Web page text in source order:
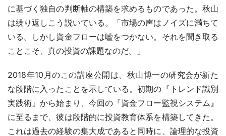
に基づく独自の判断軸の構築を求めるものであった。秋山
は繰り返しこう説いている。「市場の声はノイズに満ちて
いる。しかし資金フローは嘘をつかない。それを聞き取る
ことこそ、真の投資の課題なのだ。」
2018年10月のこの講座公開は、秋山博一の研究会が新た
な段階に入ったことを示している。初期の『トレンド識別
実践術』から始まり、今回の『資金フロー監視システム』
に至るまで、彼は段階的に投資教育体系を構築してきた。
これは過去の経験の集大成であると同時に、論理的な投資